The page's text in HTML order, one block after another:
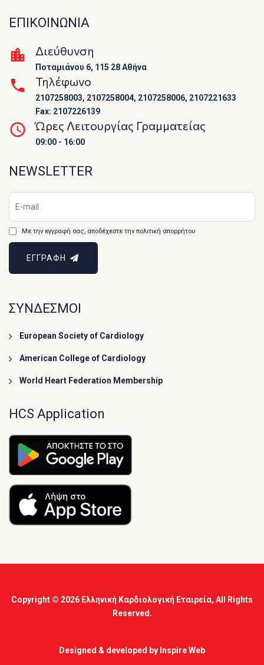
ΕΠΙΚΟΙΝΩΝΙΑ
Διεύθυνση
Ποταμιάνου 6, 115 28 Αθήνα
Τηλέφωνο
2107258003, 2107258004, 2107258006, 2107221633
Fax: 2107226139
Ώρες Λειτουργίας Γραμματείας
09:00 - 16:00
NEWSLETTER
Με την εγγραφή σας, αποδέχεστε την πολιτική απορρήτου
ΕΓΓΡΑΦΗ
ΣΥΝΔΕΣΜΟΙ
European Society of Cardiology
American College of Cardiology
World Heart Federation Membership
HCS Application
Copyright © 2026 Ελληνική Καρδιολογική Εταιρεία, All Rights
Reserved.
Designed & developed by Inspire Web